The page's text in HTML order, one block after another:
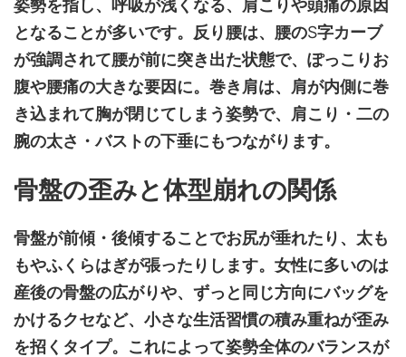
姿勢を指し、呼吸が浅くなる、肩こりや頭痛の原因
となることが多いです。反り腰は、腰のS字カーブ
が強調されて腰が前に突き出た状態で、ぽっこりお
腹や腰痛の大きな要因に。巻き肩は、肩が内側に巻
き込まれて胸が閉じてしまう姿勢で、肩こり・二の
腕の太さ・バストの下垂にもつながります。
骨盤の歪みと体型崩れの関係
骨盤が前傾・後傾することでお尻が垂れたり、太も
もやふくらはぎが張ったりします。女性に多いのは
産後の骨盤の広がりや、ずっと同じ方向にバッグを
かけるクセなど、小さな生活習慣の積み重ねが歪み
を招くタイプ。これによって姿勢全体のバランスが